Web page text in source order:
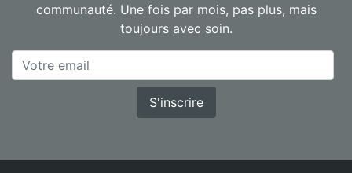
communauté. Une fois par mois, pas plus, mais
toujours avec soin.
S'inscrire